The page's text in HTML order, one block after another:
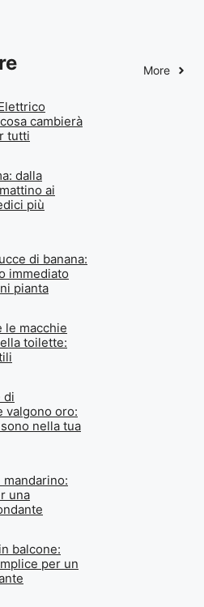
More
cambierà
tutti
dalla
ai
più
di banana:
immediato
pianta
le macchie
toilette:
di
valgono oro:
nella tua
mandarino:
una
balcone:
per un